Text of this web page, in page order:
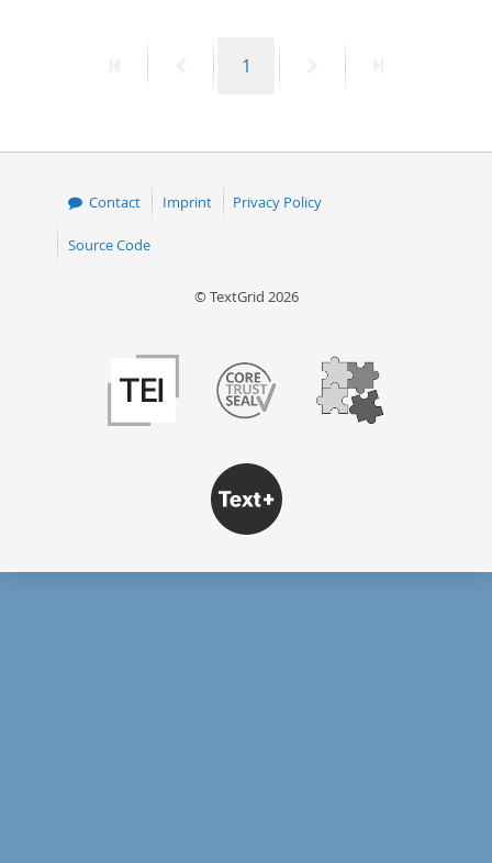
PreviousPage
1
Contact Imprint Privacy Policy
Source Code
© TextGrid 2026